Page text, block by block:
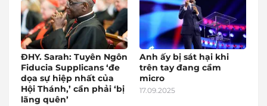
ĐHY. Sarah: Tuyên Ngôn
Fiducia Supplicans ‘đe
dọa sự hiệp nhất của
Hội Thánh,’ cần phải ‘bị
lãng quên’
Anh ấy bị sát hại khi
trên tay đang cầm
micro
17.09.2025